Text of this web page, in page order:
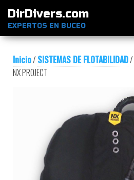
DirDivers.com
EXPERTOS EN BUCEO
Inicio/ SISTEMAS DE FLOTABILIDAD/
NX PROJECT